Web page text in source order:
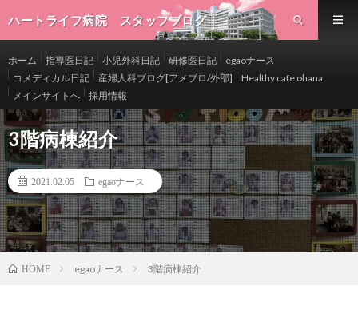
ハートライフ病院 スタッフブログ
ホーム 指導医日記 小児外科日記 研修医日記
egaoナース
コメディカル日記
産婦人科ブログ[アメブロ/外部]
Healthy cafe ohana
メインサイトへ
採用情報
3階病棟紹介
2021.02.05 egaoナース
HOME egaoナース 3階病棟紹介